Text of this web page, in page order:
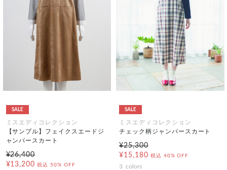
SALE
ミスエディコレクション
【サンプル】フェイクスエードジ
ャンパースカート
¥26,400
¥13,200 税込 50% OFF
SALE
ミスエディコレクション
チェック柄ジャンパースカート
¥25,300
¥15,180 税込 40% OFF
3 colors